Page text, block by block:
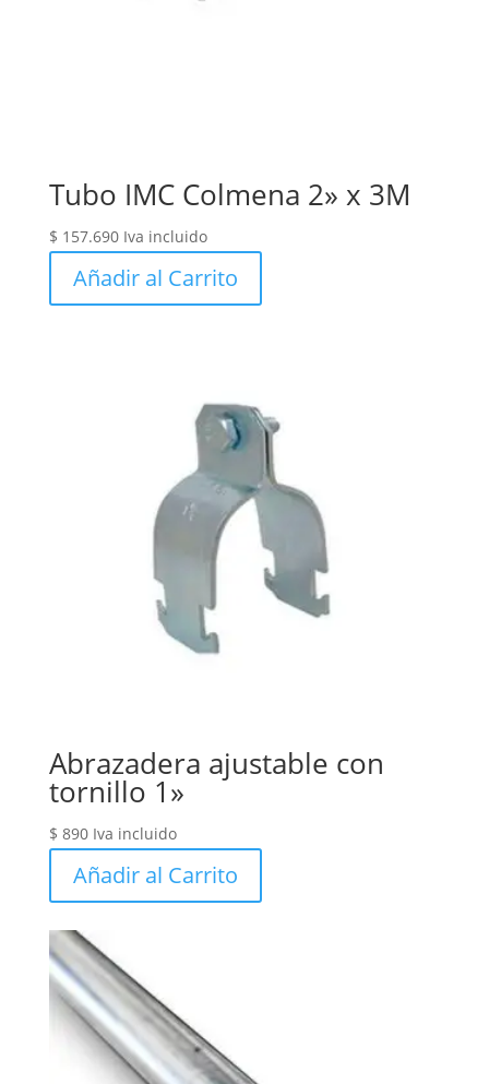
Tubo IMC Colmena 2» x 3M
$ 157.690 Iva incluido
Añadir al Carrito
Abrazadera ajustable con
tornillo 1»
$ 890 Iva incluido
Añadir al Carrito